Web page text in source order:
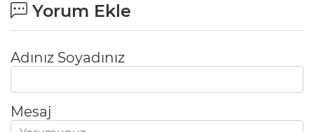
Yorum Ekle
Adınız Soyadınız
Mesaj